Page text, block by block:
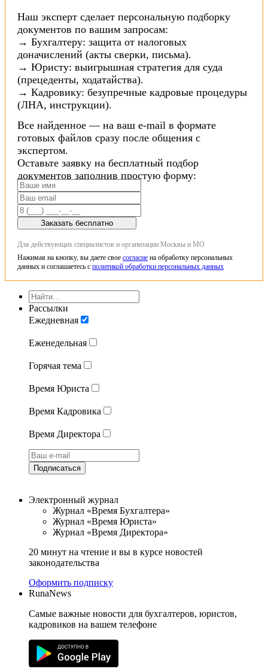
Наш эксперт сделает персональную подборку
документов по вашим запросам:
→ Бухгалтеру: защита от налоговых
доначислений (акты сверки, письма).
→ Юристу: выигрышная стратегия для суда
(прецеденты, ходатайства).
→ Кадровику: безупречные кадровые процедуры
(ЛНА, инструкции).
Все найденное — на ваш e-mail в формате
готовых файлов сразу после общения с
экспертом.
Оставьте заявку на бесплатный подбор
документов заполнив простую форму:
Заказать бесплатно
Для действующих специалистов и организации Москвы и МО
Нажимая на кнопку, вы даете свое согласие на обработку персональных
данных и соглашаетесь с политикой обработки персональных данных
Рассылки
Ежедневная
Еженедельная
Горячая тема
Время Юриста
Время Кадровика
Время Директора
Подписаться
Электронный журнал
Журнал «Время Бухгалтера»
Журнал «Время Юриста»
Журнал «Время Директора»
20 минут на чтение и вы в курсе новостей
законодательства
Оформить подписку
RunaNews
Самые важные новости для бухгалтеров, юристов,
кадровиков на вашем телефоне